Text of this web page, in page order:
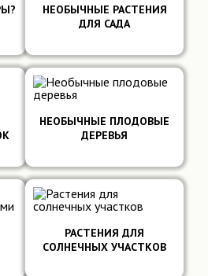
НЕОБЫЧНЫЕ РАСТЕНИЯ
ДЛЯ САДА
НЕОБЫЧНЫЕ ПЛОДОВЫЕ
ДЕРЕВЬЯ
РАСТЕНИЯ ДЛЯ
СОЛНЕЧНЫХ УЧАСТКОВ